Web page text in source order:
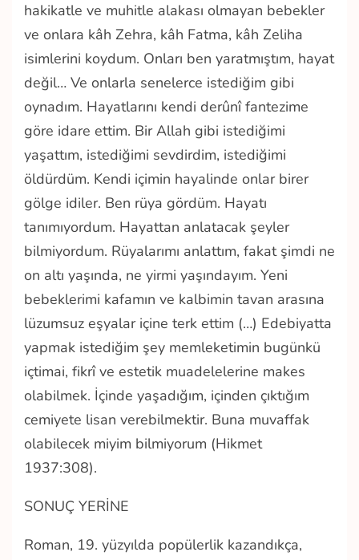
hakikatle ve muhitle alakası olmayan bebekler
ve onlara kâh Zehra, kâh Fatma, kâh Zeliha
isimlerini koydum. Onları ben yaratmıştım, hayat
değil… Ve onlarla senelerce istediğim gibi
oynadım. Hayatlarını kendi derûnî fantezime
göre idare ettim. Bir Allah gibi istediğimi
yaşattım, istediğimi sevdirdim, istediğimi
öldürdüm. Kendi içimin hayalinde onlar birer
gölge idiler. Ben rüya gördüm. Hayatı
tanımıyordum. Hayattan anlatacak şeyler
bilmiyordum. Rüyalarımı anlattım, fakat şimdi ne
on altı yaşında, ne yirmi yaşındayım. Yeni
bebeklerimi kafamın ve kalbimin tavan arasına
lüzumsuz eşyalar içine terk ettim (…) Edebiyatta
yapmak istediğim şey memleketimin bugünkü
içtimai, fikrî ve estetik muadelelerine makes
olabilmek. İçinde yaşadığım, içinden çıktığım
cemiyete lisan verebilmektir. Buna muvaffak
olabilecek miyim bilmiyorum (Hikmet
1937:308).
SONUÇ YERİNE
Roman, 19. yüzyılda popülerlik kazandıkça,